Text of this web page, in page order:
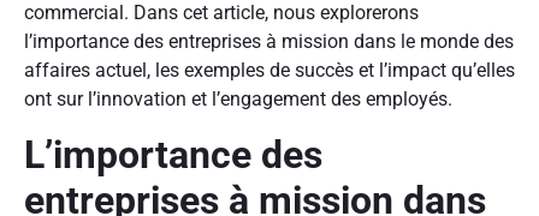
commercial. Dans cet article, nous explorerons
l’importance des entreprises à mission dans le monde des
affaires actuel, les exemples de succès et l’impact qu’elles
ont sur l’innovation et l’engagement des employés.
L’importance des
entreprises à mission dans